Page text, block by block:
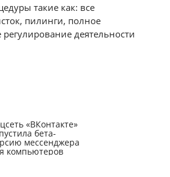
такие как: все
пилинги, полное
деятельности
«ВКонтакте»
бета-
мессенджера
компьютеров